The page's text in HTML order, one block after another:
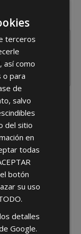
Otros
Privacidad
empresas minoristas y
terceros
así como
o para
de
salvo
del sitio
en
todas
botón
su uso
.
detalles
Google.